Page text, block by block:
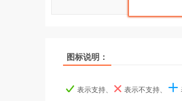
产品名称
产品名称
产品名称
图标说明：
表示支持、 表示不支持、